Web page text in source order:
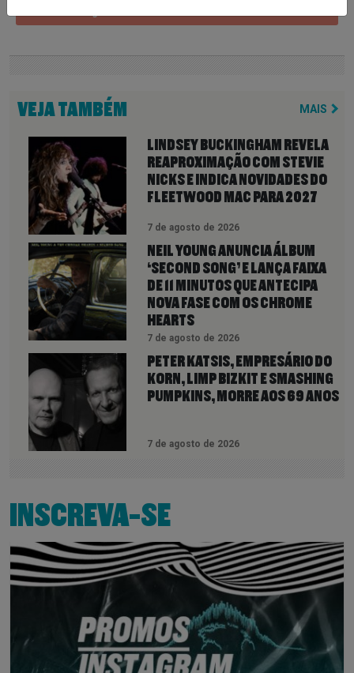
VEJA TAMBÉM MAIS
LINDSEY BUCKINGHAM REVELA
REAPROXIMAÇÃO COM STEVIE
NICKS E INDICA NOVIDADES DO
FLEETWOOD MAC PARA 2027
7 de agosto de 2026
NEIL YOUNG ANUNCIA ÁLBUM
‘SECOND SONG’ E LANÇA FAIXA
DE 11 MINUTOS QUE ANTECIPA
NOVA FASE COM OS CHROME
HEARTS
7 de agosto de 2026
PETER KATSIS, EMPRESÁRIO DO
KORN, LIMP BIZKIT E SMASHING
PUMPKINS, MORRE AOS 69 ANOS
7 de agosto de 2026
INSCREVA-SE